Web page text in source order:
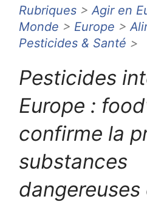
Rubriques >Agir en
Monde > Europe >
Pesticides & Santé >
Pesticides
Europe :
confirme la
substances
dangereuses